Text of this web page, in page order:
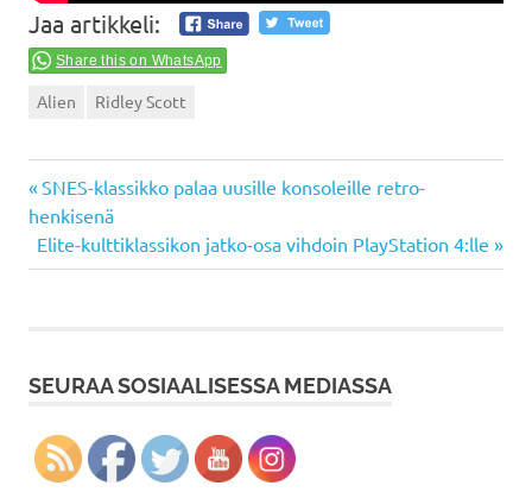
Jaa artikkeli:
Share this on WhatsApp
Alien Ridley Scott
Artikkelien
selaus
Previous
Post:
SNES-klassikko palaa uusille konsoleille retro-
henkisenä
Next
Post:
Elite-kulttiklassikon jatko-osa vihdoin PlayStation 4:lle
SEURAA SOSIAALISESSA MEDIASSA